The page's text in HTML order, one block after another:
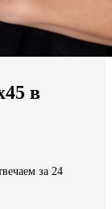
в
за 24